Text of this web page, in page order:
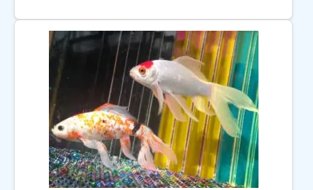
う…昨晩は元気だったのに…なぜ？ そんな悲し
い思いを […]